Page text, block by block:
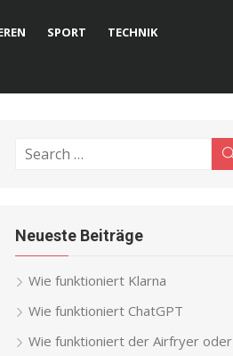
SPORT TECHNIK
Search
Neueste Beiträge
Wie funktioniert Klarna
Wie funktioniert ChatGPT
Wie funktioniert der Airfryer oder